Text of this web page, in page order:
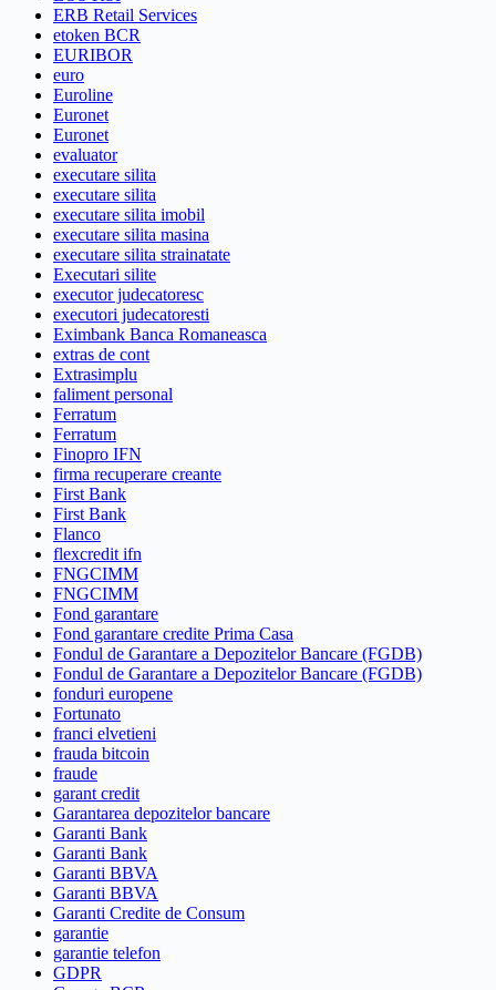
ERB Retail Services
etoken BCR
EURIBOR
euro
Euroline
Euronet
Euronet
evaluator
executare silita
executare silita
executare silita imobil
executare silita masina
executare silita strainatate
Executari silite
executor judecatoresc
executori judecatoresti
Eximbank Banca Romaneasca
extras de cont
Extrasimplu
faliment personal
Ferratum
Ferratum
Finopro IFN
firma recuperare creante
First Bank
First Bank
Flanco
flexcredit ifn
FNGCIMM
FNGCIMM
Fond garantare
Fond garantare credite Prima Casa
Fondul de Garantare a Depozitelor Bancare (FGDB)
Fondul de Garantare a Depozitelor Bancare (FGDB)
fonduri europene
Fortunato
franci elvetieni
frauda bitcoin
fraude
garant credit
Garantarea depozitelor bancare
Garanti Bank
Garanti Bank
Garanti BBVA
Garanti BBVA
Garanti Credite de Consum
garantie
garantie telefon
GDPR